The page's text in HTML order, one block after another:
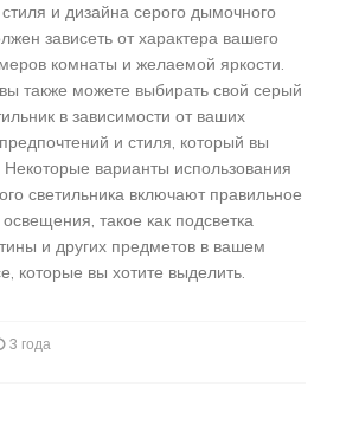
и дизайна серого дымочного
зависеть от характера вашего
комнаты и желаемой яркости.
также можете выбирать свой серый
в зависимости от ваших
и стиля, который вы
Некоторые варианты использования
светильника включают правильное
такое как подсветка
и других предметов в вашем
которые вы хотите выделить.
3 года